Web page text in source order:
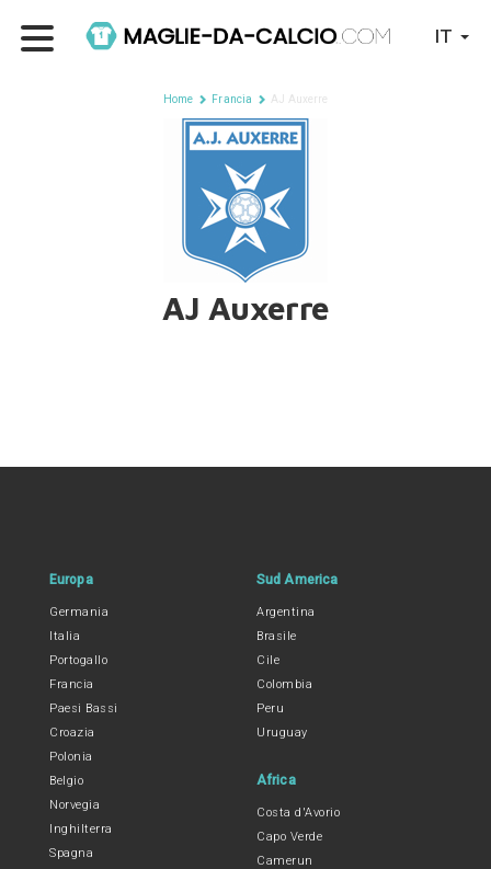
IT
Home Francia AJ Auxerre
AJ Auxerre
Europa
Germania
Italia
Portogallo
Francia
Paesi Bassi
Croazia
Polonia
Belgio
Norvegia
Inghilterra
Spagna
Sud America
Argentina
Brasile
Cile
Colombia
Peru
Uruguay
Africa
Costa d'Avorio
Capo Verde
Camerun